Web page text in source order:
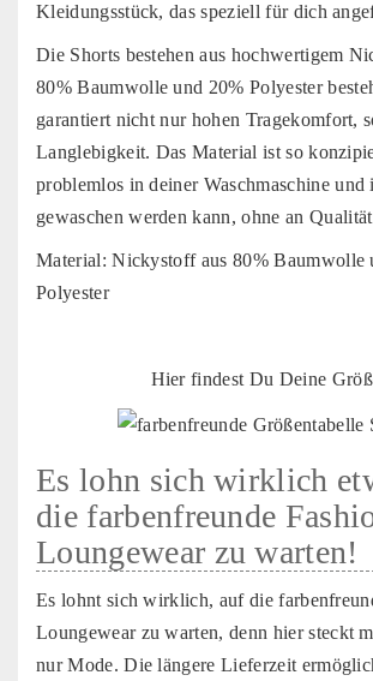
Kleidungsstück, das speziell für dich
Die Shorts bestehen aus hochwertigem
80% Baumwolle und 20% Polyester
garantiert nicht nur hohen Tragekomfort,
Langlebigkeit. Das Material ist so
problemlos in deiner Waschmaschine und
gewaschen werden kann, ohne an
Material: Nickystoff aus 80% Baumwolle
Polyester
Hier findest Du Deine
Es lohn sich wirklich
die farbenfreunde
Loungewear zu warten!
Es lohnt sich wirklich, auf die
Loungewear zu warten, denn hier steckt
nur Mode. Die längere Lieferzeit